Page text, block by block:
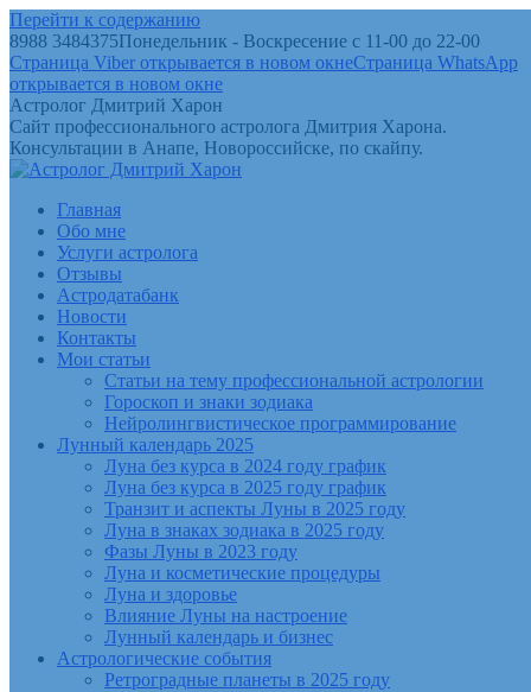
Перейти к содержанию
8988 3484375Понедельник - Воскресение с 11-00 до 22-00
Страница Viber открывается в новом окнеСтраница WhatsApp
открывается в новом окне
Астролог Дмитрий Харон
Сайт профессионального астролога Дмитрия Харона.
Консультации в Анапе, Новороссийске, по скайпу.
Главная
Обо мне
Услуги астролога
Отзывы
Астродатабанк
Новости
Контакты
Мои статьи
Статьи на тему профессиональной астрологии
Гороскоп и знаки зодиака
Нейролингвистическое программирование
Лунный календарь 2025
Луна без курса в 2024 году график
Луна без курса в 2025 году график
Транзит и аспекты Луны в 2025 году
Луна в знаках зодиака в 2025 году
Фазы Луны в 2023 году
Луна и косметические процедуры
Луна и здоровье
Влияние Луны на настроение
Лунный календарь и бизнес
Астрологические события
Ретроградные планеты в 2025 году